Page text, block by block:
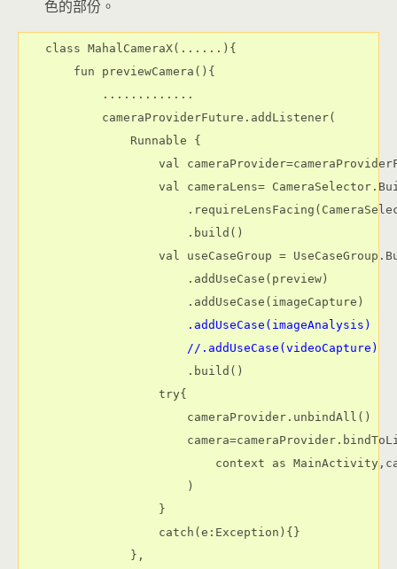
色的部份。
class MahalCameraX(......){
    fun previewCamera(){
        .............
        cameraProviderFuture.addListener(
            Runnable {
val
val cameraLens=
                    .build()
val useCaseGroup =
                    .addUseCase(preview)
                    .addUseCase(imageAnalysis)
                    //.addUseCase(videoCapture)
                    .build()
                try{
                    cameraProvider.unbindAll()
context as
                    )
                }
                catch(e:Exception){}
            },